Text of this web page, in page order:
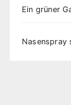
Ein grüner
Nasenspray